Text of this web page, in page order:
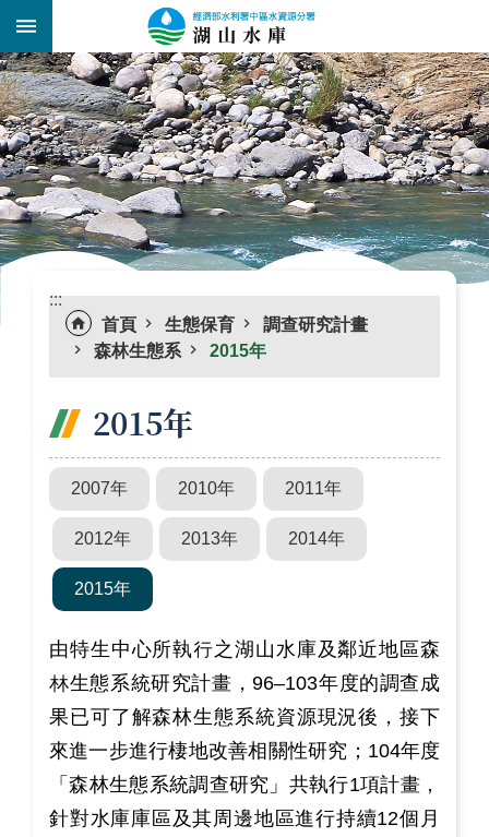
跳到主要內容區塊
::: _
:::
首頁
生態保育
調查研究計畫
森林生態系
2015年
2015年
2007年 2010年 2011年
2012年 2013年 2014年
2015年
由特生中心所執行之湖山水庫及鄰近地區森
林生態系統研究計畫，96–103年度的調查成
果已可了解森林生態系統資源現況後，接下
來進一步進行棲地改善相關性研究；104年度
「森林生態系統調查研究」共執行1項計畫，
針對水庫庫區及其周邊地區進行持續12個月